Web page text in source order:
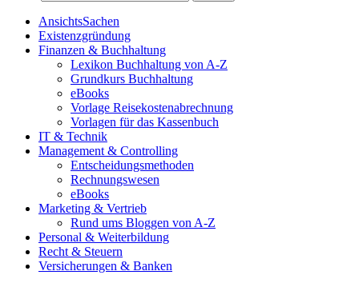
AnsichtsSachen
Existenzgründung
Finanzen & Buchhaltung
Lexikon Buchhaltung von A-Z
Grundkurs Buchhaltung
eBooks
Vorlage Reisekostenabrechnung
Vorlagen für das Kassenbuch
IT & Technik
Management & Controlling
Entscheidungsmethoden
Rechnungswesen
eBooks
Marketing & Vertrieb
Rund ums Bloggen von A-Z
Personal & Weiterbildung
Recht & Steuern
Versicherungen & Banken